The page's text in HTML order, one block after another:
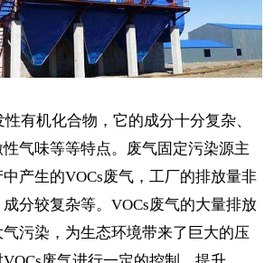
有机化合物，它的成分十分复杂、
气味等等特点。废气固定污染源主
产生的VOCs废气，工厂的排放量非
分较复杂等。VOCs废气的大量排放
污染，为生态环境带来了巨大的压